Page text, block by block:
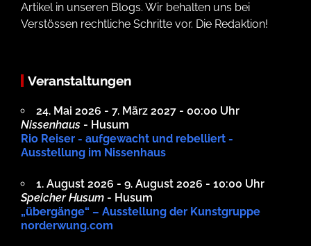
Artikel in unseren Blogs. Wir behalten uns bei
Verstössen rechtliche Schritte vor. Die Redaktion!
Veranstaltungen
24. Mai 2026 - 7. März 2027 - 00:00 Uhr
Nissenhaus - Husum
Rio Reiser - aufgewacht und rebelliert -
Ausstellung im Nissenhaus
1. August 2026 - 9. August 2026 - 10:00 Uhr
Speicher Husum - Husum
„übergänge“ – Ausstellung der Kunstgruppe
norderwung.com